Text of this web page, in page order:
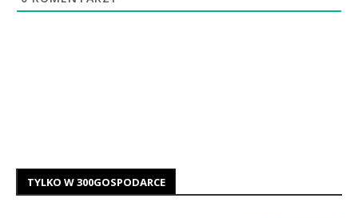
TYLKO W 300GOSPODARCE